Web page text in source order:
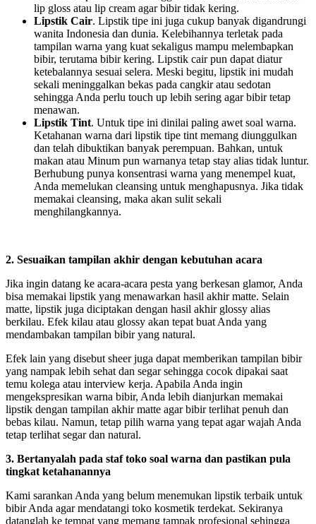
lip gloss atau lip cream agar bibir tidak kering.
Lipstik Cair. Lipstik tipe ini juga cukup banyak digandrungi
wanita Indonesia dan dunia. Kelebihannya terletak pada
tampilan warna yang kuat sekaligus mampu melembapkan
bibir, terutama bibir kering. Lipstik cair pun dapat diatur
ketebalannya sesuai selera. Meski begitu, lipstik ini mudah
sekali meninggalkan bekas pada cangkir atau sedotan
sehingga Anda perlu touch up lebih sering agar bibir tetap
menawan.
Lipstik Tint. Untuk tipe ini dinilai paling awet soal warna.
Ketahanan warna dari lipstik tipe tint memang diunggulkan
dan telah dibuktikan banyak perempuan. Bahkan, untuk
makan atau Minum pun warnanya tetap stay alias tidak luntur.
Berhubung punya konsentrasi warna yang menempel kuat,
Anda memelukan cleansing untuk menghapusnya. Jika tidak
memakai cleansing, maka akan sulit sekali
menghilangkannya.
2. Sesuaikan tampilan akhir dengan kebutuhan acara
Jika ingin datang ke acara-acara pesta yang berkesan glamor, Anda
bisa memakai lipstik yang menawarkan hasil akhir matte. Selain
matte, lipstik juga diciptakan dengan hasil akhir glossy alias
berkilau. Efek kilau atau glossy akan tepat buat Anda yang
mendambakan tampilan bibir yang natural.
Efek lain yang disebut sheer juga dapat memberikan tampilan bibir
yang nampak lebih sehat dan segar sehingga cocok dipakai saat
temu kolega atau interview kerja. Apabila Anda ingin
mengekspresikan warna bibir, Anda lebih dianjurkan memakai
lipstik dengan tampilan akhir matte agar bibir terlihat penuh dan
bebas kilau. Namun, tetap pilih warna yang tepat agar wajah Anda
tetap terlihat segar dan natural.
3. Bertanyalah pada staf toko soal warna dan pastikan pula
tingkat ketahanannya
Kami sarankan Anda yang belum menemukan lipstik terbaik untuk
bibir Anda agar mendatangi toko kosmetik terdekat. Sekiranya
datanglah ke tempat yang memang tampak profesional sehingga